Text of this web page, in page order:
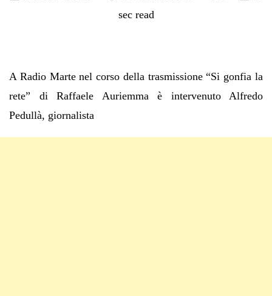
sec read
A Radio Marte nel corso della trasmissione “Si gonfia la
rete” di Raffaele Auriemma è intervenuto Alfredo
Pedullà, giornalista